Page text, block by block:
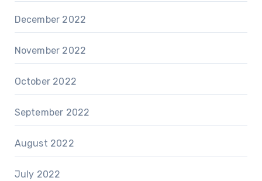
December 2022
November 2022
October 2022
September 2022
August 2022
July 2022